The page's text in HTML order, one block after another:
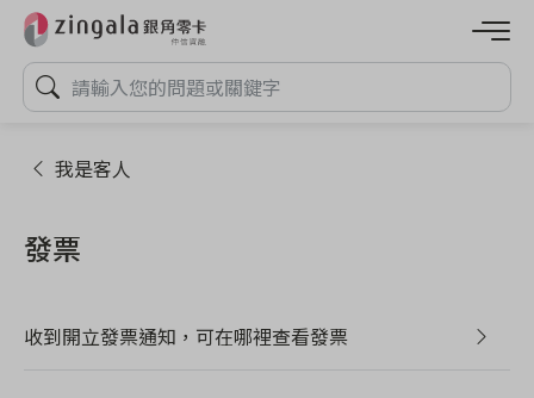
我是客人
發票
收到開立發票通知，可在哪裡查看發票